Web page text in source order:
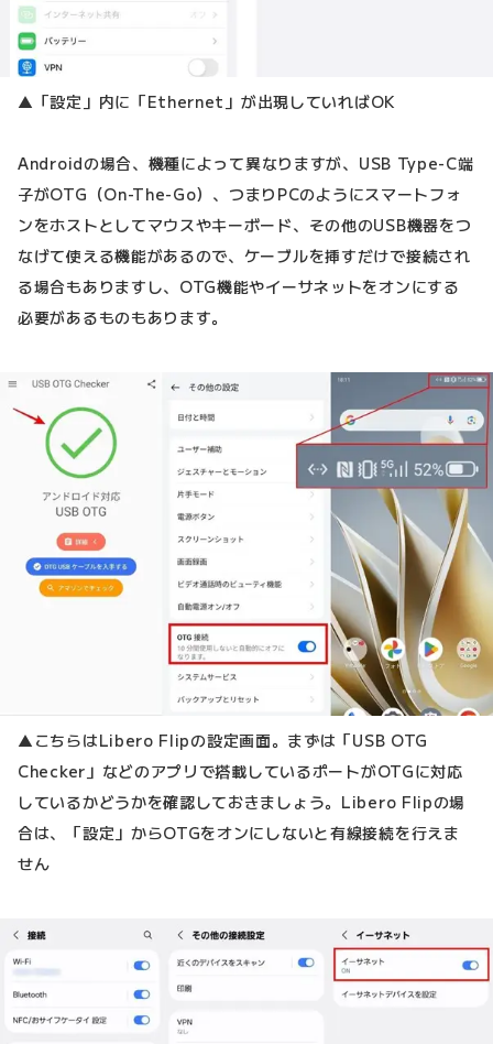
▲「設定」内に「Ethernet」が出現していればOK
Androidの場合、機種によって異なりますが、USB Type-C端
子がOTG（On-The-Go）、つまりPCのようにスマートフォ
ンをホストとしてマウスやキーボード、その他のUSB機器をつ
なげて使える機能があるので、ケーブルを挿すだけで接続され
る場合もありますし、OTG機能やイーサネットをオンにする
必要があるものもあります。
▲こちらはLibero Flipの設定画面。まずは「USB OTG
Checker」などのアプリで搭載しているポートがOTGに対応
しているかどうかを確認しておきましょう。Libero Flipの場
合は、「設定」からOTGをオンにしないと有線接続を行えま
せん